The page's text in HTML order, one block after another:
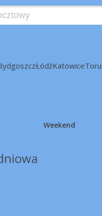
ŁódźKatowice
Weekend